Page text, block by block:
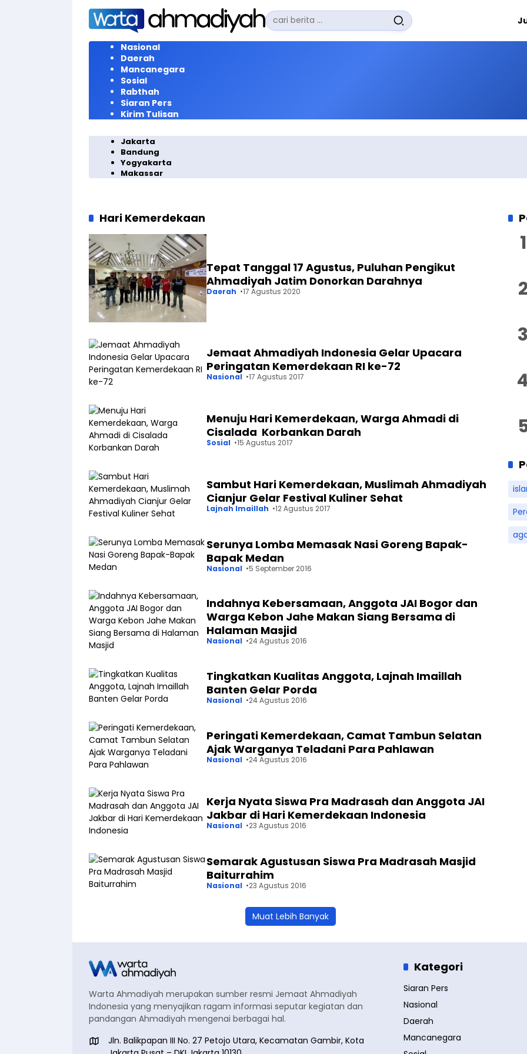
Langsung
konten
Pencarian
untuk:
Nasional
Daerah
Mancanegara
Sosial
Rabthah
Siaran Pers
Kirim Tulisan
Jakarta
Bandung
Yogyakarta
Makassar
Hari Kemerdekaan
Tepat Tanggal 17 Agustus, Puluhan Pengikut
Ahmadiyah Jatim Donorkan Darahnya
Daerah 17 Agustus 2020
Jemaat Ahmadiyah Indonesia Gelar Upacara
Peringatan Kemerdekaan RI ke-72
Nasional 17 Agustus 2017
Menuju Hari Kemerdekaan, Warga Ahmadi di
Cisalada Korbankan Darah
Sosial 15 Agustus 2017
Sambut Hari Kemerdekaan, Muslimah Ahmadiyah
Cianjur Gelar Festival Kuliner Sehat
Lajnah Imaillah 12 Agustus 2017
Serunya Lomba Memasak Nasi Goreng Bapak-
Bapak Medan
Nasional 5 September 2016
Indahnya Kebersamaan, Anggota JAI Bogor dan
Warga Kebon Jahe Makan Siang Bersama di
Halaman Masjid
Nasional 24 Agustus 2016
Tingkatkan Kualitas Anggota, Lajnah Imaillah
Banten Gelar Porda
Nasional 24 Agustus 2016
Peringati Kemerdekaan, Camat Tambun Selatan
Ajak Warganya Teladani Para Pahlawan
Nasional 24 Agustus 2016
Kerja Nyata Siswa Pra Madrasah dan Anggota JAI
Jakbar di Hari Kemerdekaan Indonesia
Nasional 23 Agustus 2016
Semarak Agustusan Siswa Pra Madrasah Masjid
Baiturrahim
Nasional 23 Agustus 2016
Muat Lebih Banyak
Warta Ahmadiyah merupakan sumber resmi Jemaat Ahmadiyah
Indonesia yang menyajikan ragam informasi seputar kegiatan dan
pandangan Ahmadiyah mengenai berbagai hal.
Jln. Balikpapan III No. 27 Petojo Utara, Kecamatan Gambir, Kota
Kategori
Siaran Pers
Nasional
Daerah
Mancanegara